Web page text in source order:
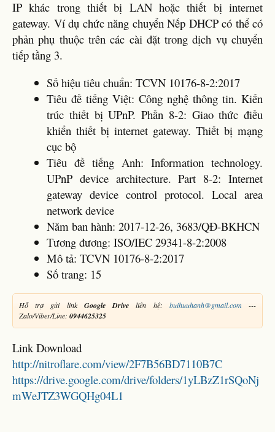
IP khác trong thiết bị LAN hoặc thiết bị internet
gateway. Ví dụ chức năng chuyển Nếp DHCP có thể có
phản phụ thuộc trên các cài đặt trong dịch vụ chuyển
tiếp tầng 3.
Số hiệu tiêu chuẩn: TCVN 10176-8-2:2017
Tiêu đề tiếng Việt: Công nghệ thông tin. Kiến
trúc thiết bị UPnP. Phần 8-2: Giao thức điều
khiển thiết bị internet gateway. Thiết bị mạng
cục bộ
Tiêu đề tiếng Anh: Information technology.
UPnP device architecture. Part 8-2: Internet
gateway device control protocol. Local area
network device
Năm ban hành: 2017-12-26, 3683/QĐ-BKHCN
Tương đương: ISO/IEC 29341-8-2:2008
Mô tả: TCVN 10176-8-2:2017
Số trang: 15
Hỗ trợ gửi link Google Drive liên hệ: buihuuhanh@gmail.com---
Zalo/Viber/Line: 0944625325
Link Download
http://nitroflare.com/view/2F7B56BD7110B7C
https://drive.google.com/drive/folders/1yLBzZ1rSQoNj
mWeJTZ3WGQHg04L1